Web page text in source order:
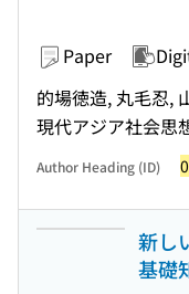
Paper
的場徳造, 丸毛忍,
現代アジア社会思
Author Heading (ID)
新し
基礎